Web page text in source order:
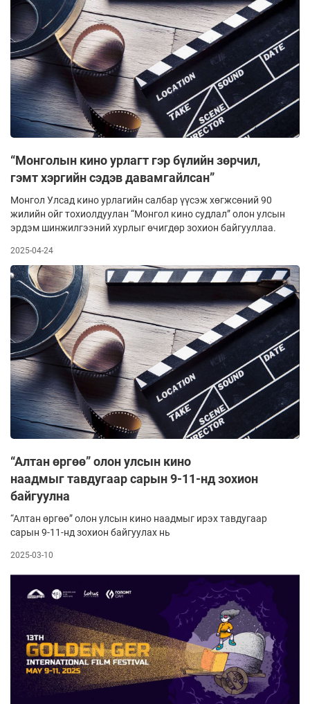
“Монголын кино урлагт гэр бүлийн зөрчил,
гэмт хэргийн сэдэв давамгайлсан”
Монгол Улсад кино урлагийн салбар үүсэж хөгжсөний 90
жилийн ойг тохиолдуулан “Монгол кино судлал” олон улсын
эрдэм шинжилгээний хурлыг өчигдөр зохион байгууллаа.
2025-04-24
“Алтан өргөө” олон улсын кино
наадмыг тавдугаар сарын 9-11-нд зохион
байгуулна
“Алтан өргөө” олон улсын кино наадмыг ирэх тавдугаар
сарын 9-11-нд зохион байгуулах нь
2025-03-10